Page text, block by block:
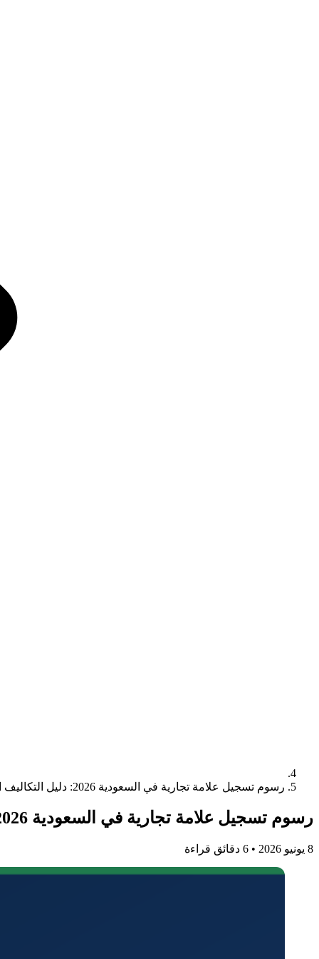
رسوم تسجيل علامة تجارية في السعودية 2026: دليل التكاليف الكامل
رسوم تسجيل علامة تجارية في السعودية 2026: دليل التكاليف الكامل
8 يونيو 2026 • 6 دقائق قراءة